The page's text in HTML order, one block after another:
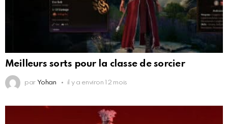
Meilleurs sorts pour la classe de sorcier
par Yohan il y a environ 12 mois